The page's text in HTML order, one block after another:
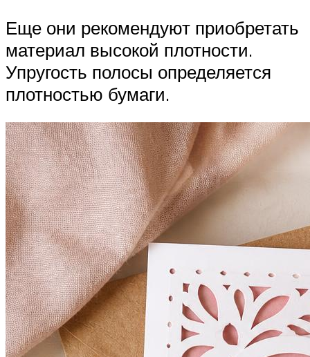
Еще они рекомендуют приобретать
материал высокой плотности.
Упругость полосы определяется
плотностью бумаги.